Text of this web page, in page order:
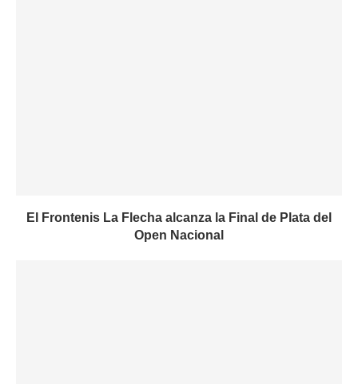
El Frontenis La Flecha alcanza la Final de Plata del
Open Nacional